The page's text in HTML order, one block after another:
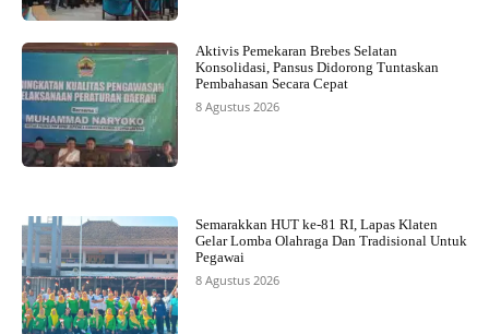
Aktivis Pemekaran Brebes Selatan
Konsolidasi, Pansus Didorong Tuntaskan
Pembahasan Secara Cepat
8 Agustus 2026
Semarakkan HUT ke-81 RI, Lapas Klaten
Gelar Lomba Olahraga Dan Tradisional Untuk
Pegawai
8 Agustus 2026